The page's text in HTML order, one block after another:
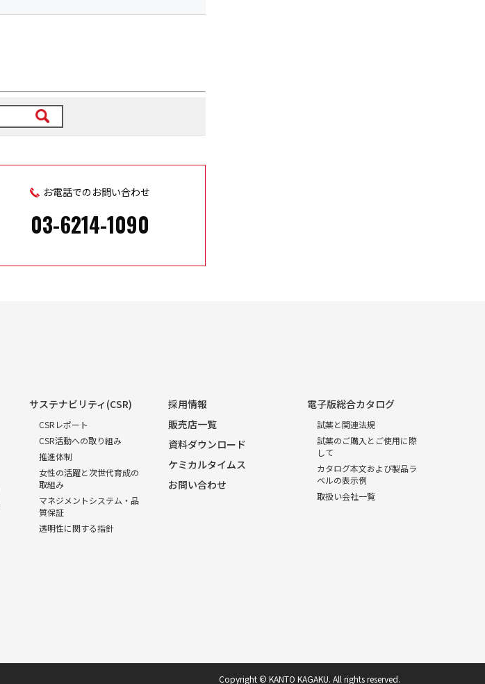
お電話でのお問い合わせ
03-6214-1090
サステナビリティ(CSR)
CSRレポート
CSR活動への取り組み
推進体制
女性の活躍と次世代育成の
取組み
マネジメントシステム・品
質保証
透明性に関する指針
採用情報
販売店一覧
資料ダウンロード
ケミカルタイムス
お問い合わせ
電子版総合カタログ
試薬と関連法規
試薬のご購入とご使用に際
して
カタログ本文および製品ラ
ベルの表示例
取扱い会社一覧
Copyright © KANTO KAGAKU. All rights reserved.